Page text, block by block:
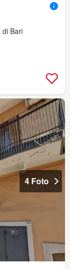
di Bari
4 Foto